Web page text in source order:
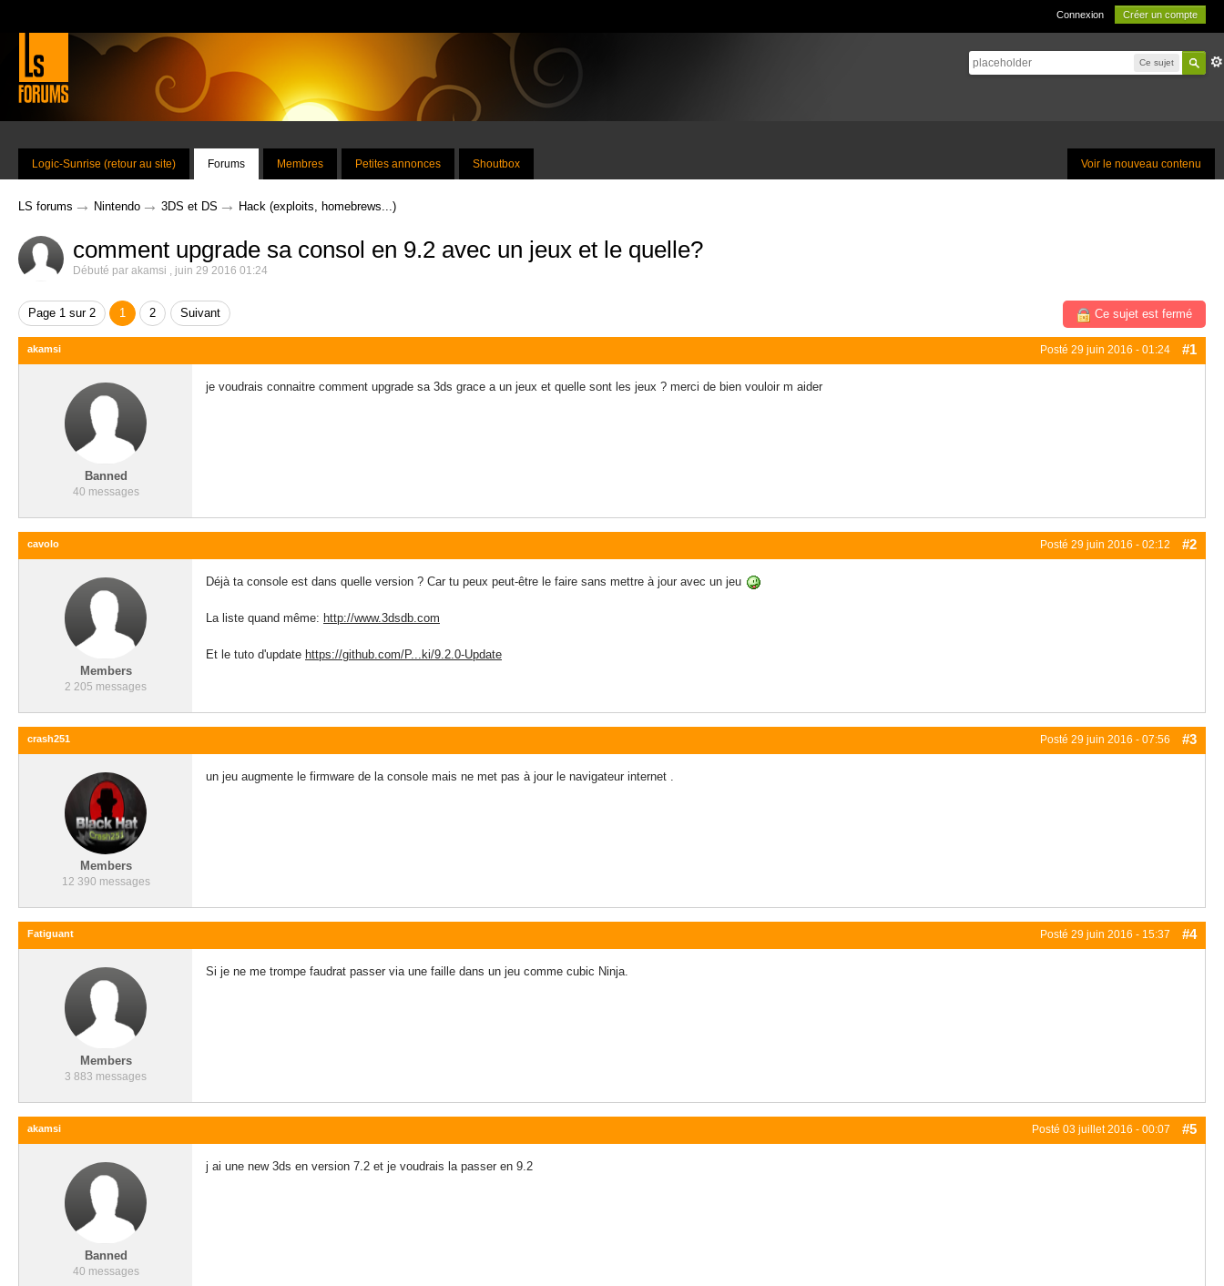
Connexion Créer un compte
Ce sujet
Voir le nouveau contenu
Logic-Sunrise (retour au site) Forums Membres Petites annonces Shoutbox
LS forums → Nintendo → 3DS et DS → Hack (exploits, homebrews...)
comment upgrade sa consol en 9.2 avec un jeux et le quelle?
Débuté par akamsi , juin 29 2016 01:24
Page 1 sur 2 1 2 Suivant Ce sujet est fermé
Posté 29 juin 2016 - 01:24 #1
akamsi
Banned
40 messages
je voudrais connaitre comment upgrade sa 3ds grace a un jeux et quelle sont les jeux ? merci de bien vouloir m aider
Posté 29 juin 2016 - 02:12 #2
cavolo
Members
2 205 messages
Déjà ta console est dans quelle version ? Car tu peux peut-être le faire sans mettre à jour avec un jeu
La liste quand même: http://www.3dsdb.com
Et le tuto d'update https://github.com/P...ki/9.2.0-Update
Posté 29 juin 2016 - 07:56 #3
crash251
Members
12 390 messages
un jeu augmente le firmware de la console mais ne met pas à jour le navigateur internet .
Posté 29 juin 2016 - 15:37 #4
Fatiguant
Members
3 883 messages
Si je ne me trompe faudrat passer via une faille dans un jeu comme cubic Ninja.
Posté 03 juillet 2016 - 00:07 #5
akamsi
Banned
40 messages
j ai une new 3ds en version 7.2 et je voudrais la passer en 9.2